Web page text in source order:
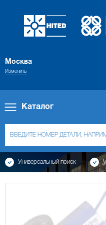
Москва
Изменить
Каталог
Универсальный поиск